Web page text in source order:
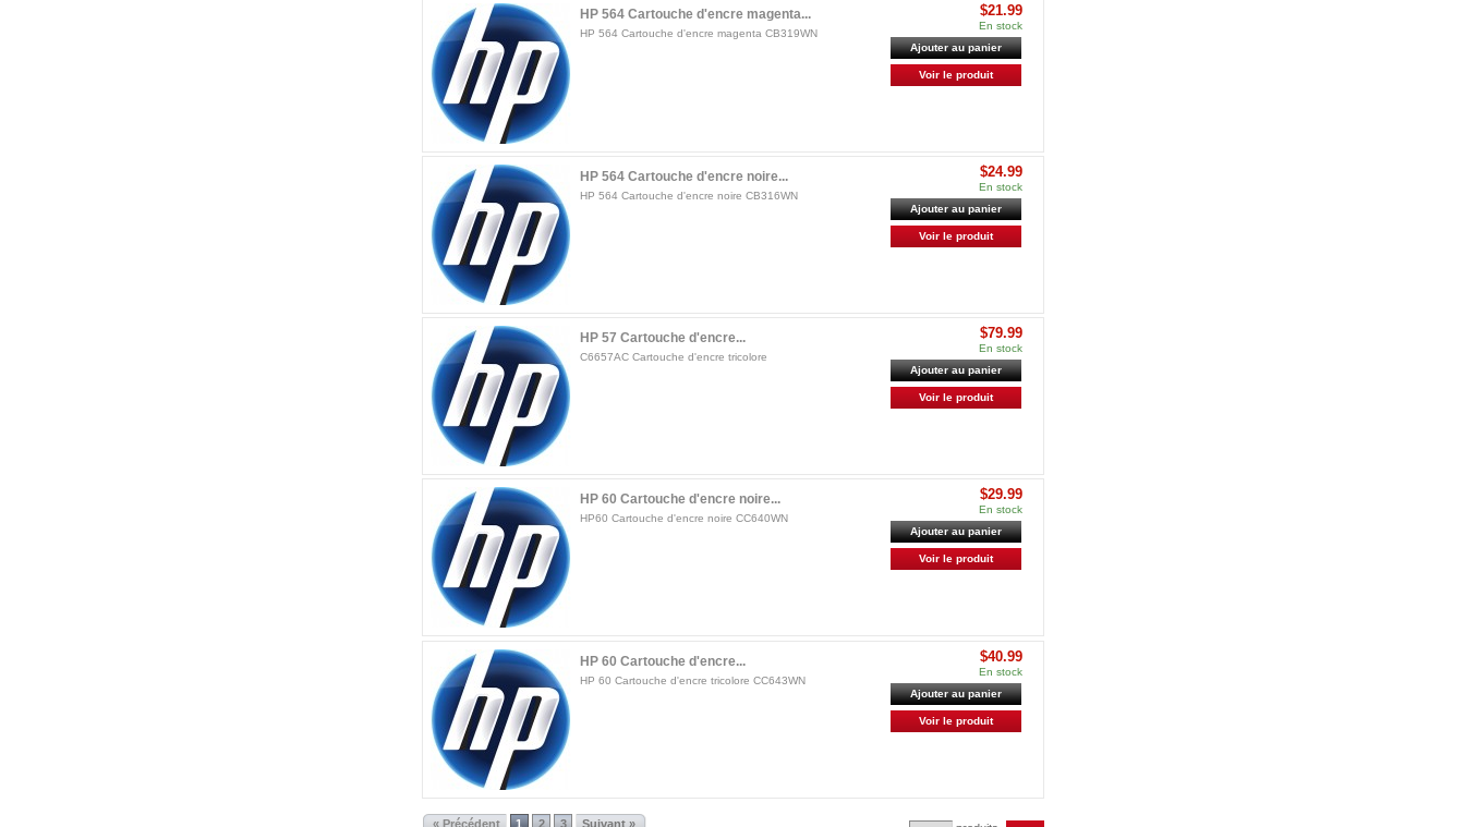
HP 564 Cartouche d'encre magenta...
HP 564 Cartouche d'encre magenta CB319WN
$21.99
En stock
Ajouter au panier
Voir le produit
HP 564 Cartouche d'encre noire...
HP 564 Cartouche d'encre noire CB316WN
$24.99
En stock
Ajouter au panier
Voir le produit
HP 57 Cartouche d'encre...
C6657AC Cartouche d'encre tricolore
$79.99
En stock
Ajouter au panier
Voir le produit
HP 60 Cartouche d'encre noire...
HP60 Cartouche d'encre noire CC640WN
$29.99
En stock
Ajouter au panier
Voir le produit
HP 60 Cartouche d'encre...
HP 60 Cartouche d'encre tricolore CC643WN
$40.99
En stock
Ajouter au panier
Voir le produit
« Précédent 1 2 3 Suivant »